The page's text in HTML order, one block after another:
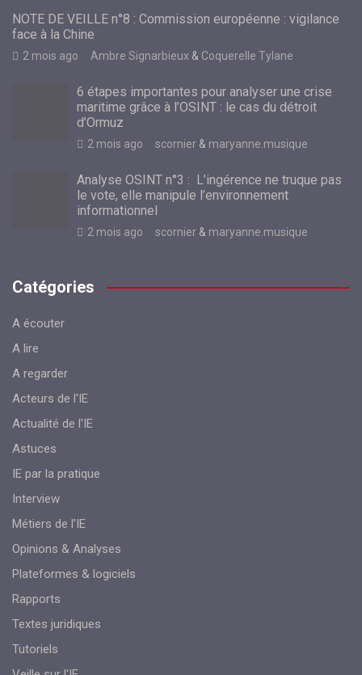
NOTE DE VEILLE n°8 : Commission européenne : vigilance
face à la Chine
2 mois ago Ambre Signarbieux & Coquerelle Tylane
6 étapes importantes pour analyser une crise
maritime grâce à l’OSINT : le cas du détroit
d’Ormuz
2 mois ago scornier & maryanne.musique
Analyse OSINT n°3 : L’ingérence ne truque pas
le vote, elle manipule l’environnement
informationnel
2 mois ago scornier & maryanne.musique
Catégories
A écouter
A lire
A regarder
Acteurs de l'IE
Actualité de l'IE
Astuces
IE par la pratique
Interview
Métiers de l'IE
Opinions & Analyses
Plateformes & logiciels
Rapports
Textes juridiques
Tutoriels